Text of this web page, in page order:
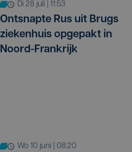
di 28 juli | 11:53
Ontsnapte Rus uit Brugs
ziekenhuis opgepakt in
Noord-Frankrijk
wo 10 juni | 08:20